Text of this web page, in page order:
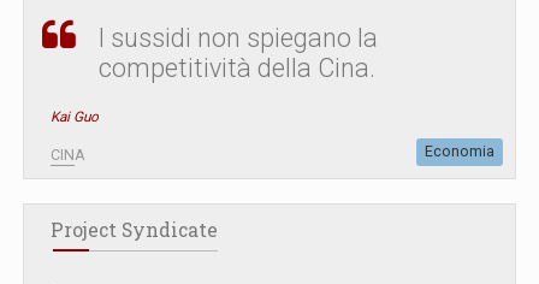
I sussidi non spiegano la
competitività della Cina.
Kai Guo
CINA Economia
Project Syndicate